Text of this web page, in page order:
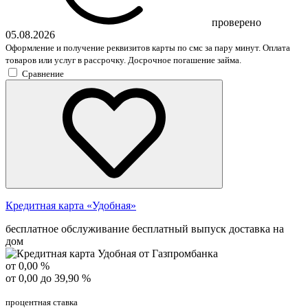
проверено
05.08.2026
Оформление и получение реквизитов карты по смс за пару минут. Оплата
товаров или услуг в рассрочку. Досрочное погашение займа.
Сравнение
Кредитная карта «Удобная»
бесплатное обслуживание бесплатный выпуск доставка на
дом
от 0,00 %
от 0,00 до 39,90 %
процентная ставка